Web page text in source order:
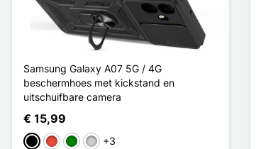
Samsung Galaxy A07 5G / 4G
beschermhoes met kickstand en
uitschuifbare camera
€ 15,99
ZwartRoodGroenZilver+3